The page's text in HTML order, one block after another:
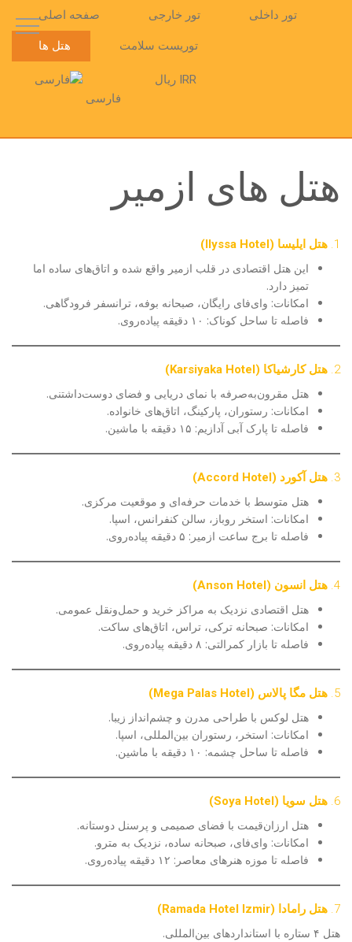
صفحه اصلی تور خارجی تور داخلی
هتل ها توریست سلامت
فارسی
IRR ریال
هتل های ازمیر
1. هتل ایلیسا (Ilyssa Hotel)
این هتل اقتصادی در قلب ازمیر واقع شده و اتاق‌های ساده اما
تمیز دارد.
امکانات: وای‌فای رایگان، صبحانه بوفه، ترانسفر فرودگاهی.
فاصله تا ساحل کوناک: ۱۰ دقیقه پیاده‌روی.
2. هتل کارشیاکا (Karsiyaka Hotel)
هتل مقرون‌به‌صرفه با نمای دریایی و فضای دوست‌داشتنی.
امکانات: رستوران، پارکینگ، اتاق‌های خانواده.
فاصله تا پارک آبی آدازیم: ۱۵ دقیقه با ماشین.
3. هتل آکورد (Accord Hotel)
هتل متوسط با خدمات حرفه‌ای و موقعیت مرکزی.
امکانات: استخر روباز، سالن کنفرانس، اسپا.
فاصله تا برج ساعت ازمیر: ۵ دقیقه پیاده‌روی.
4. هتل انسون (Anson Hotel)
هتل اقتصادی نزدیک به مراکز خرید و حمل‌ونقل عمومی.
امکانات: صبحانه ترکی، تراس، اتاق‌های ساکت.
فاصله تا بازار کمرالتی: ۸ دقیقه پیاده‌روی.
5. هتل مگا پالاس (Mega Palas Hotel)
هتل لوکس با طراحی مدرن و چشم‌انداز زیبا.
امکانات: استخر، رستوران بین‌المللی، اسپا.
فاصله تا ساحل چشمه: ۱۰ دقیقه با ماشین.
6. هتل سویا (Soya Hotel)
هتل ارزان‌قیمت با فضای صمیمی و پرسنل دوستانه.
امکانات: وای‌فای، صبحانه ساده، نزدیک به مترو.
فاصله تا موزه هنرهای معاصر: ۱۲ دقیقه پیاده‌روی.
7. هتل رامادا (Ramada Hotel Izmir)
هتل ۴ ستاره با استانداردهای بین‌المللی.